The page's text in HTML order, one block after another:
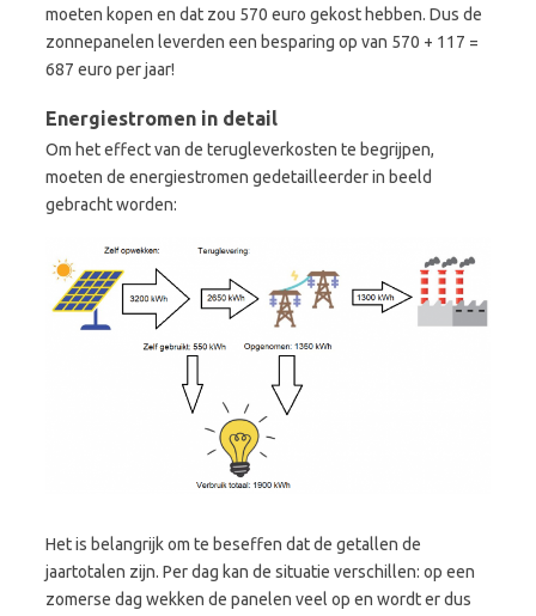
moeten kopen en dat zou 570 euro gekost hebben. Dus de
zonnepanelen leverden een besparing op van 570 + 117 =
687 euro per jaar!
Energiestromen in detail
Om het effect van de terugleverkosten te begrijpen,
moeten de energiestromen gedetailleerder in beeld
gebracht worden:
Het is belangrijk om te beseffen dat de getallen de
jaartotalen zijn. Per dag kan de situatie verschillen: op een
zomerse dag wekken de panelen veel op en wordt er dus